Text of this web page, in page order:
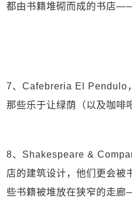
都由书籍堆砌而成的书店
7、Cafebreria El Pendulo
那些乐于让绿荫（以及咖啡
8、Shakespeare &
店的建筑设计，他们更会被
些书籍被堆放在狭窄的走